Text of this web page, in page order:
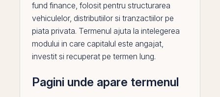
fund finance, folosit pentru structurarea
vehiculelor, distributiilor si tranzactiilor pe
piata privata. Termenul ajuta la intelegerea
modului in care capitalul este angajat,
investit si recuperat pe termen lung.
Pagini unde apare termenul